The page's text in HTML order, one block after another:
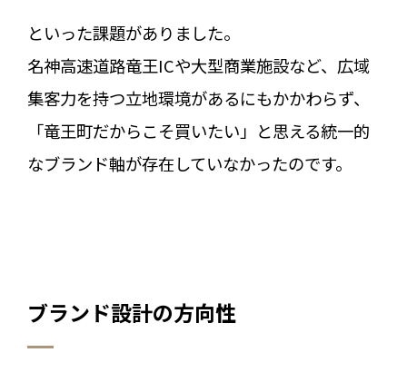
といった課題がありました。
名神高速道路竜王ICや大型商業施設など、広域
集客力を持つ立地環境があるにもかかわらず、
「竜王町だからこそ買いたい」と思える統一的
なブランド軸が存在していなかったのです。
ブランド設計の方向性